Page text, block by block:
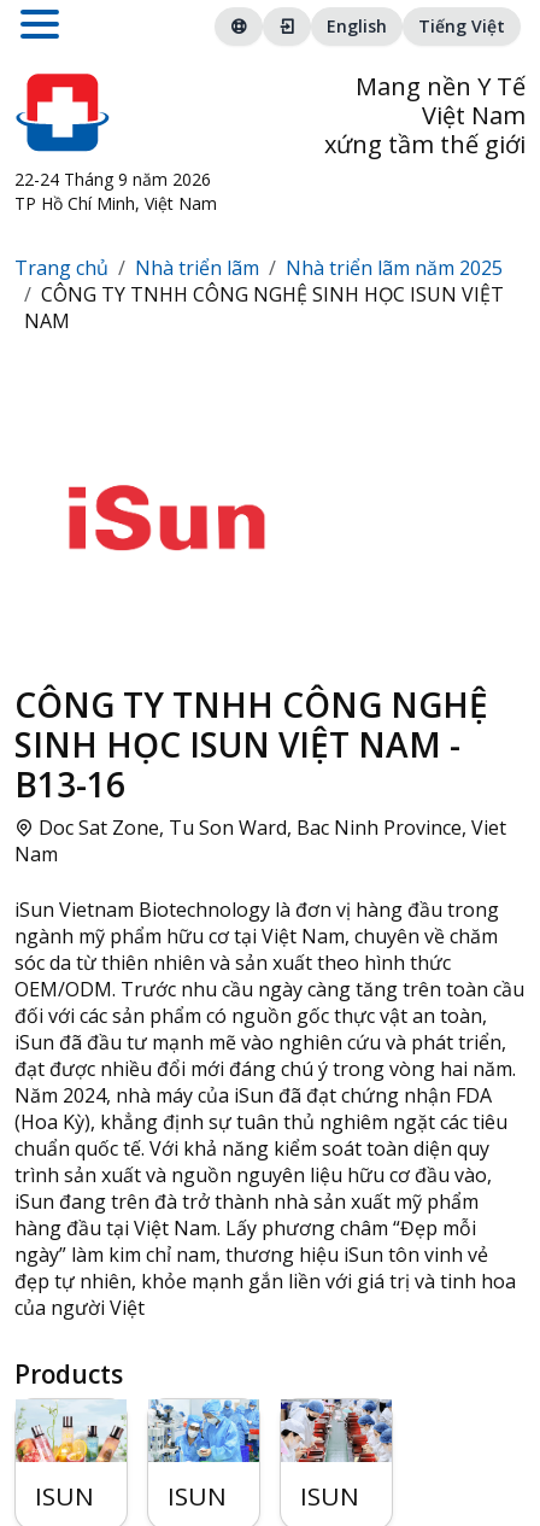
English Tiếng Việt
22-24 Tháng 9 năm 2026
TP Hồ Chí Minh, Việt Nam
Mang nền Y Tế
Việt Nam
xứng tầm thế giới
Trang chủ Nhà triển lãm
Nhà triển lãm năm 2025
CÔNG TY TNHH CÔNG NGHỆ SINH HỌC ISUN VIỆT
NAM
CÔNG TY TNHH CÔNG NGHỆ
SINH HỌC ISUN VIỆT NAM -
B13-16
Doc Sat Zone, Tu Son Ward, Bac Ninh Province, Viet
Nam
iSun Vietnam Biotechnology là đơn vị hàng đầu trong
ngành mỹ phẩm hữu cơ tại Việt Nam, chuyên về chăm
sóc da từ thiên nhiên và sản xuất theo hình thức
OEM/ODM. Trước nhu cầu ngày càng tăng trên toàn cầu
đối với các sản phẩm có nguồn gốc thực vật an toàn,
iSun đã đầu tư mạnh mẽ vào nghiên cứu và phát triển,
đạt được nhiều đổi mới đáng chú ý trong vòng hai năm.
Năm 2024, nhà máy của iSun đã đạt chứng nhận FDA
(Hoa Kỳ), khẳng định sự tuân thủ nghiêm ngặt các tiêu
chuẩn quốc tế. Với khả năng kiểm soát toàn diện quy
trình sản xuất và nguồn nguyên liệu hữu cơ đầu vào,
iSun đang trên đà trở thành nhà sản xuất mỹ phẩm
hàng đầu tại Việt Nam. Lấy phương châm “Đẹp mỗi
ngày” làm kim chỉ nam, thương hiệu iSun tôn vinh vẻ
đẹp tự nhiên, khỏe mạnh gắn liền với giá trị và tinh hoa
của người Việt
Products
ISUN ISUN ISUN